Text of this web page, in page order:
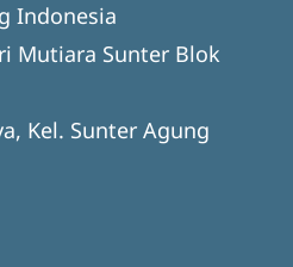
Indonesia
Mutiara Sunter Blok
Kel. Sunter Agung